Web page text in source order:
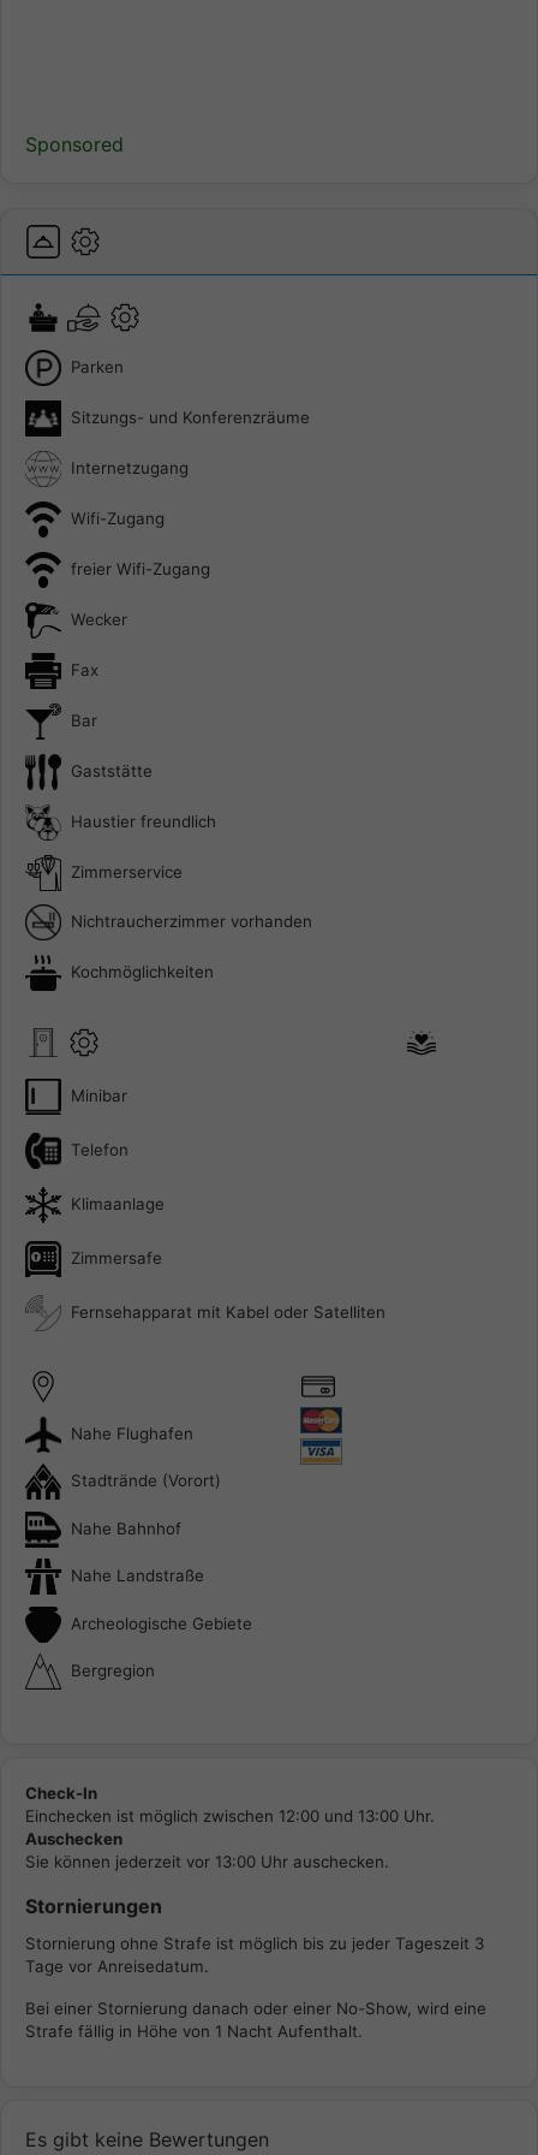
Sponsored
Parken
Sitzungs- und Konferenzräume
Internetzugang
Wifi-Zugang
freier Wifi-Zugang
Wecker
Fax
Bar
Gaststätte
Haustier freundlich
Zimmerservice
Nichtraucherzimmer vorhanden
Kochmöglichkeiten
Minibar
Telefon
Klimaanlage
Zimmersafe
Fernsehapparat mit Kabel oder Satelliten
Nahe Flughafen
Stadtrände (Vorort)
Nahe Bahnhof
Nahe Landstraße
Archeologische Gebiete
Bergregion
Check-In
Einchecken ist möglich zwischen 12:00 und 13:00 Uhr.
Auschecken
Sie können jederzeit vor 13:00 Uhr auschecken.
Stornierungen
Stornierung ohne Strafe ist möglich bis zu jeder Tageszeit 3
Tage vor Anreisedatum.
Bei einer Stornierung danach oder einer No-Show, wird eine
Strafe fällig in Höhe von 1 Nacht Aufenthalt.
Es gibt keine Bewertungen